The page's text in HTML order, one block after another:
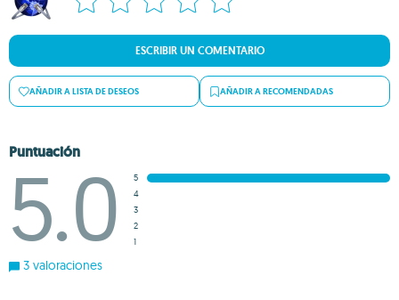
ESCRIBIR UN COMENTARIO
AÑADIR A LISTA DE DESEOS AÑADIR A RECOMENDADAS
Puntuación
5.0
5
4
3
2
1
3 valoraciones